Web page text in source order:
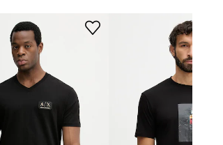
розмір, який Ви зазвичай носите.
Розміри, представлені в магазині,
перераховані за стандартною
європейською сіткою розмірів. На
етикетці доставленого товару
вказано оригінальне маркування
виробника.
Розмірна сітка